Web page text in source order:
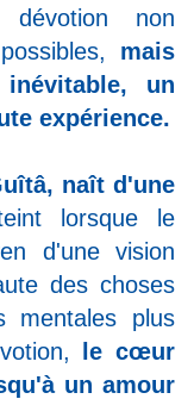
non
mais
un
expérience.
naît d'une
lorsque le
d'une vision
des choses
mentales plus
le cœur
un amour